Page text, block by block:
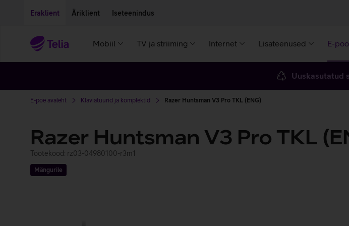
Eraklient Äriklient Iseteenindus
Mobiil TV ja striiming Internet Lisateenused E-
Uuskasutatud
E-poe avaleht Klaviatuurid ja komplektid Razer Huntsman V3 Pro TKL (ENG)
Razer Huntsman V3 Pro TKL
Tootekood: rz03-04980100-r3m1
Mängurile